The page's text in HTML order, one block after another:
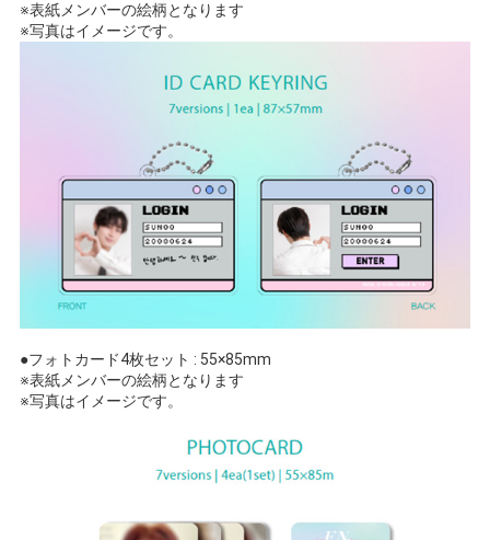
※表紙メンバーの絵柄となります
※写真はイメージです。
●フォトカード4枚セット : 55×85mm
※表紙メンバーの絵柄となります
※写真はイメージです。